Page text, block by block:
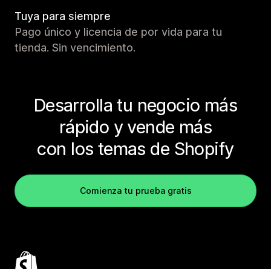
Tuya para siempre
Pago único y licencia de por vida para tu
tienda. Sin vencimiento.
Desarrolla tu negocio más
rápido y vende más
con los temas de Shopify
Comienza tu prueba gratis